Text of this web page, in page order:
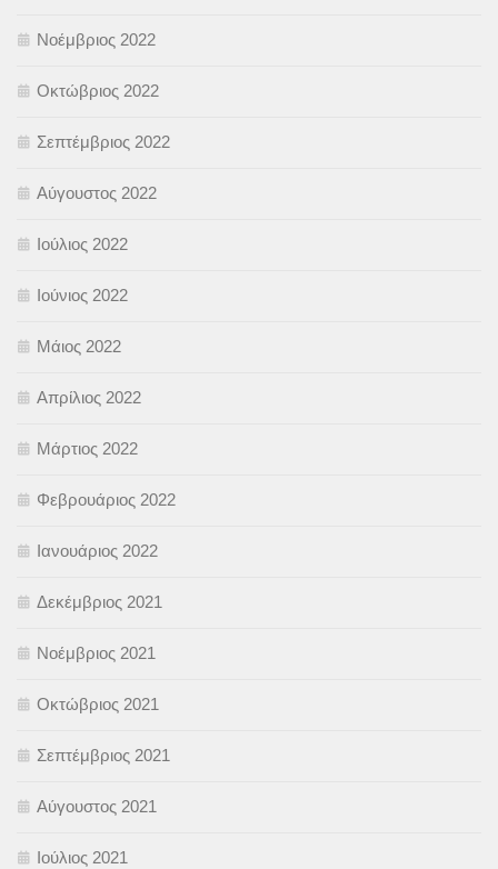
Νοέμβριος 2022
Οκτώβριος 2022
Σεπτέμβριος 2022
Αύγουστος 2022
Ιούλιος 2022
Ιούνιος 2022
Μάιος 2022
Απρίλιος 2022
Μάρτιος 2022
Φεβρουάριος 2022
Ιανουάριος 2022
Δεκέμβριος 2021
Νοέμβριος 2021
Οκτώβριος 2021
Σεπτέμβριος 2021
Αύγουστος 2021
Ιούλιος 2021